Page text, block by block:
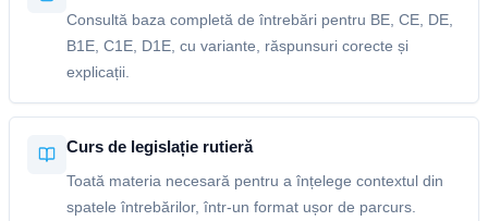
Consultă baza completă de întrebări pentru BE, CE, DE,
B1E, C1E, D1E, cu variante, răspunsuri corecte și
explicații.
Curs de legislație rutieră
Toată materia necesară pentru a înțelege contextul din
spatele întrebărilor, într-un format ușor de parcurs.